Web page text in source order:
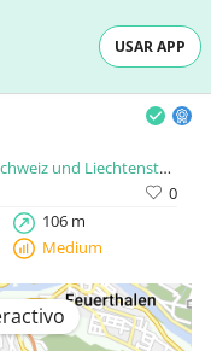
USAR APP
und Liechtenstein
0
106 m
Medium